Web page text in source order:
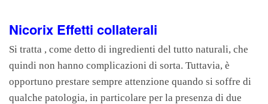
Nicorix Effetti collaterali
Si tratta , come detto di ingredienti del tutto naturali, che
quindi non hanno complicazioni di sorta. Tuttavia, è
opportuno prestare sempre attenzione quando si soffre di
qualche patologia, in particolare per la presenza di due